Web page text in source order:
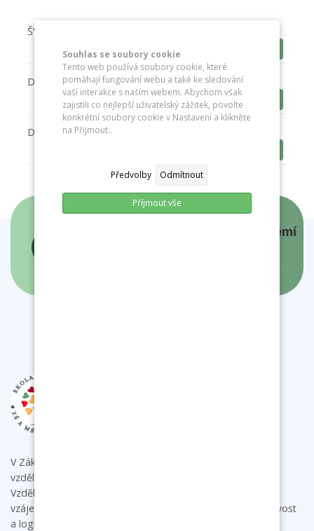
Souhlas se soubory cookie
Tento web používá soubory cookie, které
pomáhají fungování webu a také ke sledování
vaší interakce s naším webem. Abychom však
zajistili co nejlepší uživatelský zážitek, povolte
konkrétní soubory cookie v Nastavení a klikněte
na Přijmout..
Předvolby Odmítnout
Příjmout vše
ŠVP
Dodatek 11 k ŠVP Informatika 4,5
Stáhnout
Dodatek 10 k ŠVP PSPP
Panovníci a prezidenti českých zemí
V Základní škole a mateřské škole Bukovany poskytujeme
vzdělání s individuálním přístupem ke každému dítěti.
Vzdělávacími aktivitami podporujeme u dětí samostatnost,
vzájemnou spolupráci a komunikaci a rozvíjíme jejich tvořivost
a logické myšlení.